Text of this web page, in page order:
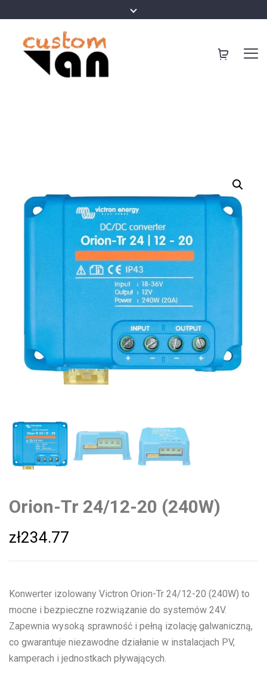
Orion-Tr 24/12-20 (240W)
zł234.77
Konwerter izolowany Victron Orion-Tr 24/12-20 (240W) to
mocne i bezpieczne rozwiązanie do systemów 24V.
Zapewnia wysoką sprawność i pełną izolację galwaniczną,
co gwarantuje niezawodne działanie w instalacjach PV,
kamperach i jednostkach pływających.